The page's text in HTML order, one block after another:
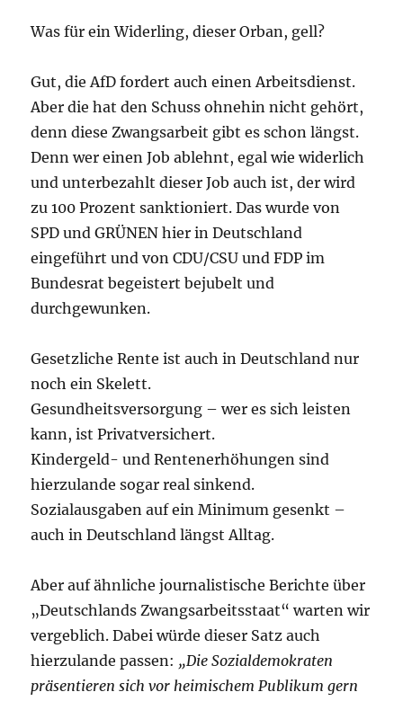
Was für ein Widerling, dieser Orban, gell?
Gut, die AfD fordert auch einen Arbeitsdienst.
Aber die hat den Schuss ohnehin nicht gehört,
denn diese Zwangsarbeit gibt es schon längst.
Denn wer einen Job ablehnt, egal wie widerlich
und unterbezahlt dieser Job auch ist, der wird
zu 100 Prozent sanktioniert. Das wurde von
SPD und GRÜNEN hier in Deutschland
eingeführt und von CDU/CSU und FDP im
Bundesrat begeistert bejubelt und
durchgewunken.
Gesetzliche Rente ist auch in Deutschland nur
noch ein Skelett.
Gesundheitsversorgung – wer es sich leisten
kann, ist Privatversichert.
Kindergeld- und Rentenerhöhungen sind
hierzulande sogar real sinkend.
Sozialausgaben auf ein Minimum gesenkt –
auch in Deutschland längst Alltag.
Aber auf ähnliche journalistische Berichte über
„Deutschlands Zwangsarbeitsstaat“ warten wir
vergeblich. Dabei würde dieser Satz auch
hierzulande passen: „Die Sozialdemokraten
präsentieren sich vor heimischem Publikum gern